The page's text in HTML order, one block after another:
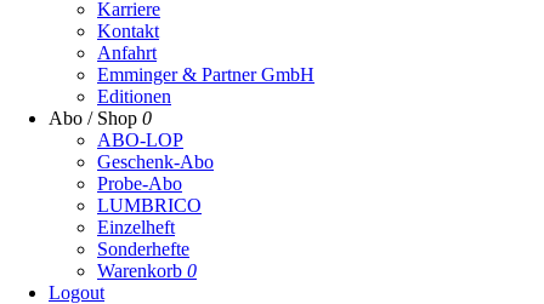
Karriere
Kontakt
Anfahrt
Emminger & Partner GmbH
Editionen
Abo / Shop 0
ABO-LOP
Geschenk-Abo
Probe-Abo
LUMBRICO
Einzelheft
Sonderhefte
Warenkorb 0
Logout